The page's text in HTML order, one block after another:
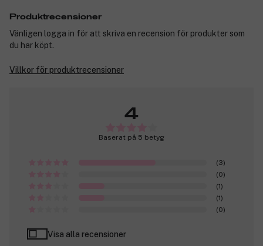
Produktrecensioner
Vänligen logga in för att skriva en recension för produkter som
du har köpt.
Villkor för produktrecensioner
4
Baserat på 5 betyg
(3)
(0)
(1)
(1)
(0)
Visa alla recensioner